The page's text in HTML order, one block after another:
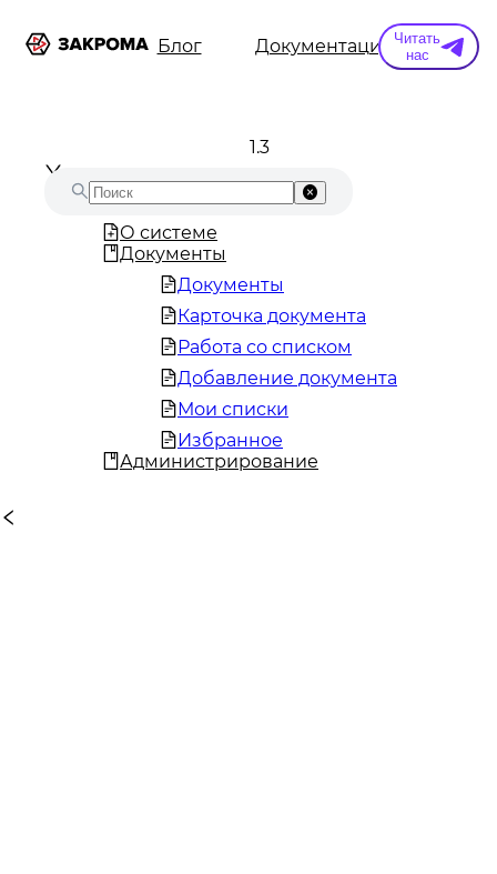
Информация Блог Документация
Читать
нас
1.3
О системе
Документы
Документы
Карточка документа
Работа со списком
Добавление документа
Мои списки
Избранное
Администрирование